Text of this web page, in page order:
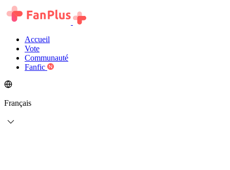
Accueil
Vote
Communauté
Fanfic
Français